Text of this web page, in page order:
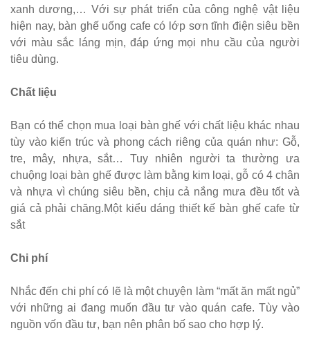
Ghế
Wishbone
sắt cafe
GSK065
Bộ bàn ghế
sofa gỗ nhà
hàng cafe
252
Bộ bàn ghế
su chân sắt
có tay 249
Bộ bàn ghế
xanh dương,… Với sự phát triển của công nghệ vật liệu
hiện nay, bàn ghế uống cafe có lớp sơn tĩnh điện siêu bền
với màu sắc láng mịn, đáp ứng mọi nhu cầu của người
tiêu dùng.
Chất liệu
Bạn có thể chọn mua loại bàn ghế với chất liệu khác nhau
tùy vào kiến trúc và phong cách riêng của quán như: Gỗ,
tre, mây, nhựa, sắt… Tuy nhiên người ta thường ưa
chuộng loại bàn ghế được làm bằng kim loại, gỗ có 4 chân
và nhựa vì chúng siêu bền, chịu cả nắng mưa đều tốt và
giá cả phải chăng.Một kiểu dáng thiết kế bàn ghế cafe từ
sắt
Chi phí
Nhắc đến chi phí có lẽ là một chuyện làm “mất ăn mất ngủ”
với những ai đang muốn đầu tư vào quán cafe. Tùy vào
nguồn vốn đầu tư, bạn nên phân bố sao cho hợp lý.